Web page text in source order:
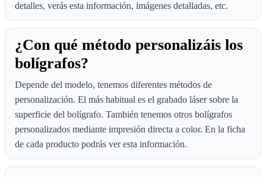
detalles, verás esta información, imágenes detalladas, etc.
¿Con qué método personalizáis los
bolígrafos?
Depende del modelo, tenemos diferentes métodos de
personalización. El más habitual es el grabado láser sobre la
superficie del bolígrafo. También tenemos otros bolígrafos
personalizados mediante impresión directa a color. En la ficha
de cada producto podrás ver esta información.